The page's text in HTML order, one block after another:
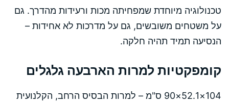
טכנולוגיה מיוחדת שמפחיתה מכות ורעידות מהדרך. גם
על משטחים משובשים, גם על מדרכות לא אחידות –
הנסיעה תמיד תהיה חלקה.
קומפקטיות למרות הארבעה גלגלים
104×52.1×90 ס"מ – למרות הבסיס הרחב, הקלנועית